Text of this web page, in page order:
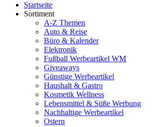
Startseite
Sortiment
A-Z Themen
Auto & Reise
Büro & Kalender
Elektronik
Fußball Werbeartikel WM
Giveaways
Günstige Werbeartikel
Haushalt & Gastro
Kosmetik Wellness
Lebensmittel & Süße Werbung
Nachhaltige Werbeartikel
Ostern